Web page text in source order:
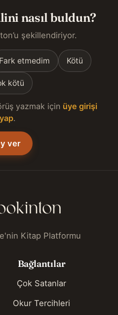
nasıl buldun?
şekillendiriyor.
Fark etmedim Kötü
kötü
yazmak için üye girişi
yap.
ver
Kitap Platformu
Bağlantılar
Çok Satanlar
Okur Tercihleri